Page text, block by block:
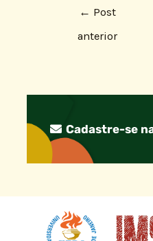
← Post
anterior
Cadastre-se